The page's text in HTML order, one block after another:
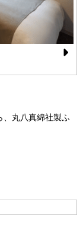
、丸八真綿社製ふ